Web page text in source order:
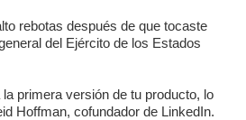
rebotas después de que tocaste
del Ejército de los Estados
primera versión de tu producto, lo
Hoffman, cofundador de LinkedIn.